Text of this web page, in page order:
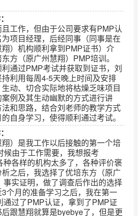
工作，但由于公司要求有PMP认
项目经理，后经同事（同事是在
）机构顺利拿到PMP证书）介
方（原广州慧翔）PMP培训。
通过PMP考试并获取到证书，刘
利用每周4-5天晚上时间及安排
动、切合实际地将枯燥乏味项目
例及其生动幽默的方式进行讲
和思路，结合刘老师的教学方式
自身学习，使得顺利通过考试。
）是我工作以后接触的第一个培
候由于工作需要，我想报考
各样的机构太多了，各种评价褒
之后，我选择了优培东方（原广
实证明，做了调查后作出的选择
个月的准备学习之后，我在第一
通过了PMP认证，拿到了PMP证
跟慧翔就算是byebye了，但是更